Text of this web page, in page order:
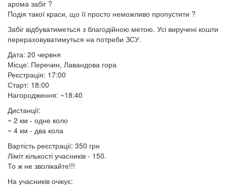
арома забіг ?
Подія такої краси, що її просто неможливо пропустити ?
Забіг відбуватиметься з благодійною метою. Усі виручені кошти
перераховуватимуться на потреби ЗСУ.
Дата: 20 червня
Місце: Перечин, Лавандова гора
Реєстрація: 17:00
Старт: 18:00
Нагородження: ~18:40
Дистанції:
~ 2 км - одне коло
~ 4 км - два кола
Вартість реєстрації: 350 грн
Ліміт кількості учасників - 150.
То ж не зволікайте!!!
На учасників очікує: